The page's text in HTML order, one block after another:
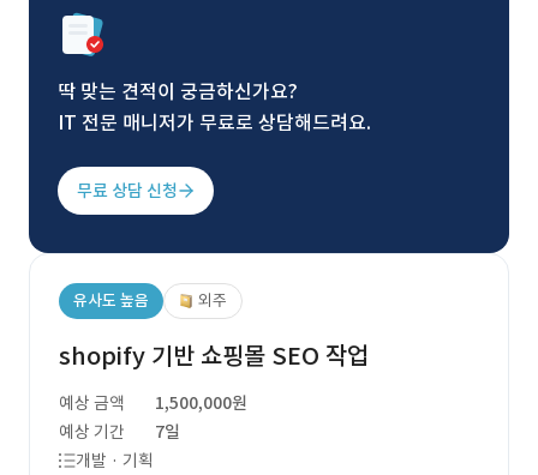
딱 맞는 견적이 궁금하신가요?
IT 전문 매니저가 무료로 상담해드려요.
무료 상담 신청
유사도 높음 외주
shopify 기반 쇼핑몰 SEO 작업
예상 금액
1,500,000원
예상 기간
7일
개발 · 기획